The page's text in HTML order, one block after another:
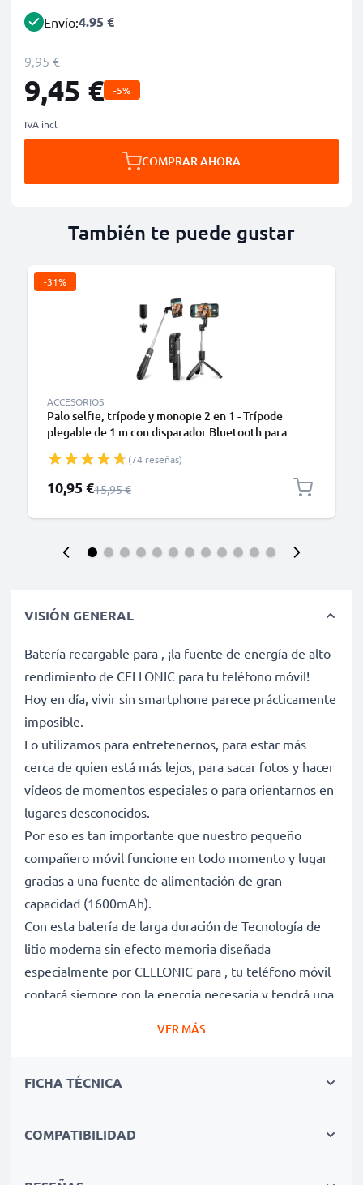
Envío:4.95 €
9,95 €
9,45 € -5%
IVA incl.
COMPRAR AHORA
También te puede gustar
-31%
ACCESORIOS
Palo selfie, trípode y monopie 2 en 1 - Trípode
plegable de 1 m con disparador Bluetooth para
Smartphone, iPhone, GoPro - Negro
(74 reseñas)
Precio especial
10,95 €Precio normal
15,95 €
VISIÓN GENERAL
Batería recargable para , ¡la fuente de energía de alto
rendimiento de CELLONIC para tu teléfono móvil!
Hoy en día, vivir sin smartphone parece prácticamente
imposible.
Lo utilizamos para entretenernos, para estar más
cerca de quien está más lejos, para sacar fotos y hacer
vídeos de momentos especiales o para orientarnos en
lugares desconocidos.
Por eso es tan importante que nuestro pequeño
compañero móvil funcione en todo momento y lugar
gracias a una fuente de alimentación de gran
capacidad (1600mAh).
Con esta batería de larga duración de Tecnología de
litio moderna sin efecto memoria diseñada
especialmente por CELLONIC para , tu teléfono móvil
contará siempre con la energía necesaria y tendrá una
llamadas, whatsapps o música con tu móvil
3.6V - 3.7V
después de un uso prolongado - Tecnología de litio
VER MÁS
FICHA TÉCNICA
COMPATIBILIDAD